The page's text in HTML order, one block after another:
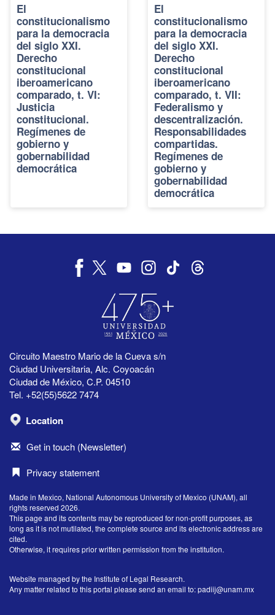
El
constitucionalismo
para la democracia
del siglo XXI.
Derecho
constitucional
iberoamericano
comparado, t. VI:
Justicia
constitucional.
Regímenes de
gobierno y
gobernabilidad
democrática
El
constitucionalismo
para la democracia
del siglo XXI.
Derecho
constitucional
iberoamericano
comparado, t. VII:
Federalismo y
descentralización.
Responsabilidades
compartidas.
Regímenes de
gobierno y
gobernabilidad
democrática
Circuito Maestro Mario de la Cueva s/n
Ciudad Universitaria, Alc. Coyoacán
Ciudad de México, C.P. 04510
Tel. +52(55)5622 7474
Location
Get in touch (Newsletter)
Privacy statement
Made in Mexico, National Autonomous University of Mexico (UNAM), all
rights reserved 2026.
This page and its contents may be reproduced for non-profit purposes, as
long as it is not mutilated, the complete source and its electronic address are
cited.
Otherwise, it requires prior written permission from the institution.
Website managed by the Institute of Legal Research.
Any matter related to this portal please send an email to:padiij@unam.mx